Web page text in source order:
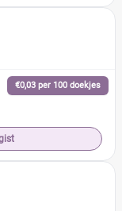
€0,03 per 100 doekjes